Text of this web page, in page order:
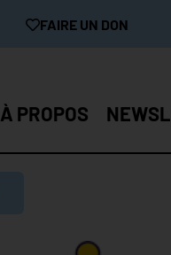
FAIRE UN DON
À PROPOS